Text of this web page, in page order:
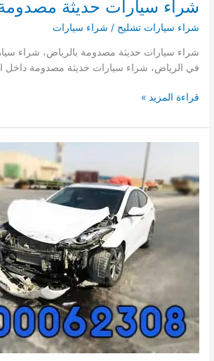
شراء سيارات حديثة
شراء سيارات تشليح / شراء سيارات
شراء سيارات حديثة مصدومة بالرياض، شراء
في الرياض، شراء سيارات حديثة مصدومة داخل
شراء
حديثة
مصدومة
الرياض
قراءة المزيد »